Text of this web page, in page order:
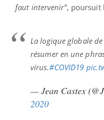
faut intervenir”,
La logique globale
résumer en une
virus.#COVID19
— Jean Castex
2020